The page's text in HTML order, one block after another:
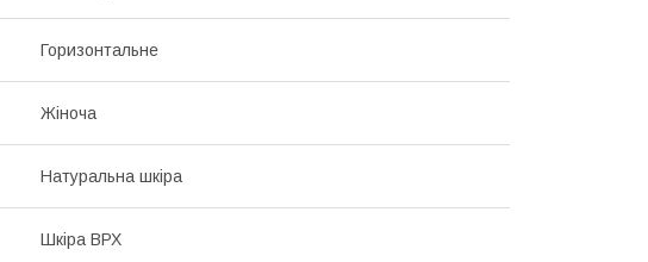
Горизонтальне
Жіноча
Натуральна шкіра
Шкіра ВРХ